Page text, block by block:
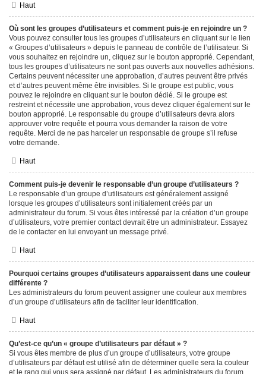
Haut
Où sont les groupes d’utilisateurs et comment puis-je en rejoindre un ?
Vous pouvez consulter tous les groupes d’utilisateurs en cliquant sur le lien
« Groupes d’utilisateurs » depuis le panneau de contrôle de l’utilisateur. Si
vous souhaitez en rejoindre un, cliquez sur le bouton approprié. Cependant,
tous les groupes d’utilisateurs ne sont pas ouverts aux nouvelles adhésions.
Certains peuvent nécessiter une approbation, d’autres peuvent être privés
et d’autres peuvent même être invisibles. Si le groupe est public, vous
pouvez le rejoindre en cliquant sur le bouton dédié. Si le groupe est
restreint et nécessite une approbation, vous devez cliquer également sur le
bouton approprié. Le responsable du groupe d’utilisateurs devra alors
approuver votre requête et pourra vous demander la raison de votre
requête. Merci de ne pas harceler un responsable de groupe s’il refuse
votre demande.
Haut
Comment puis-je devenir le responsable d’un groupe d’utilisateurs ?
Le responsable d’un groupe d’utilisateurs est généralement assigné
lorsque les groupes d’utilisateurs sont initialement créés par un
administrateur du forum. Si vous êtes intéressé par la création d’un groupe
d’utilisateurs, votre premier contact devrait être un administrateur. Essayez
de le contacter en lui envoyant un message privé.
Haut
Pourquoi certains groupes d’utilisateurs apparaissent dans une couleur
différente ?
Les administrateurs du forum peuvent assigner une couleur aux membres
d’un groupe d’utilisateurs afin de faciliter leur identification.
Haut
Qu’est-ce qu’un « groupe d’utilisateurs par défaut » ?
Si vous êtes membre de plus d’un groupe d’utilisateurs, votre groupe
d’utilisateurs par défaut est utilisé afin de déterminer quelle sera la couleur
et le rang qui vous sera assigné par défaut. Les administrateurs du forum